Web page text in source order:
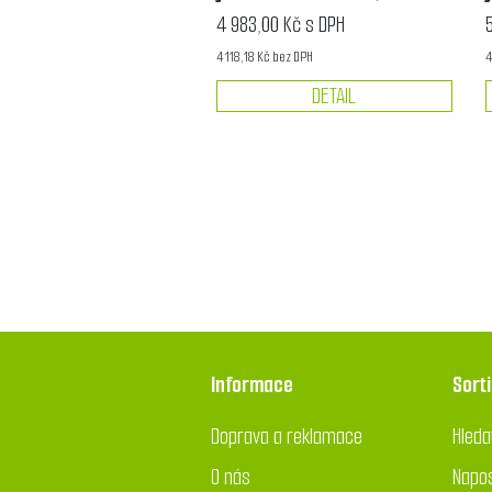
4 983,00 Kč s DPH
4 118,18 Kč bez DPH
DETAIL
Informace
Doprava a reklamace
O nás